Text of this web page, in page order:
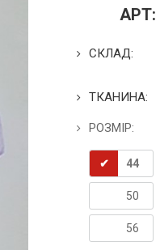
АРТ:
СКЛАД:
ТКАНИНА:
РОЗМІР:
44
50
56